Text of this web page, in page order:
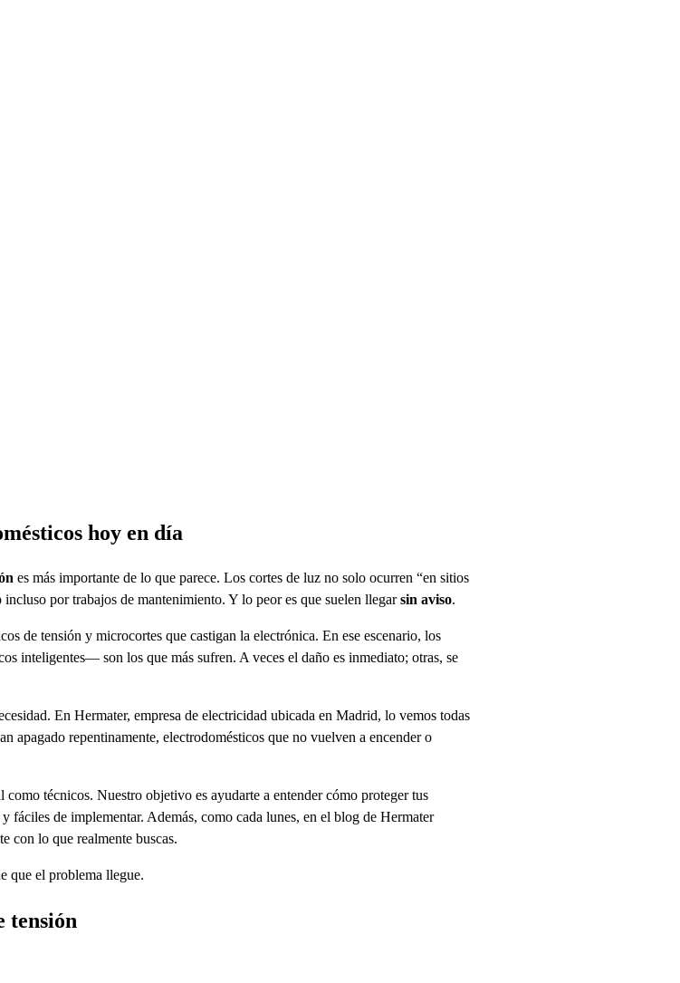
hoy en día
es más importante de lo que parece. Los cortes de luz no solo ocurren “en sitios
por trabajos de mantenimiento. Y lo peor es que suelen llegarsin aviso.
de tensión y microcortes que castigan la electrónica. En ese escenario, los
inteligentes— son los que más sufren. A veces el daño es inmediato; otras, se
En Hermater, empresa de electricidad ubicada en Madrid, lo vemos todas
apagado repentinamente, electrodomésticos que no vuelven a encender o
técnicos. Nuestro objetivo es ayudarte a entender cómo proteger tus
fáciles de implementar. Además, como cada lunes, en el blog de Hermater
con lo que realmente buscas.
que el problema llegue.
tensión